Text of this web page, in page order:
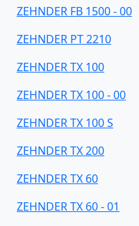
ZEHNDER FB 1500 - 00
ZEHNDER PT 2210
ZEHNDER TX 100
ZEHNDER TX 100 - 00
ZEHNDER TX 100 S
ZEHNDER TX 200
ZEHNDER TX 60
ZEHNDER TX 60 - 01